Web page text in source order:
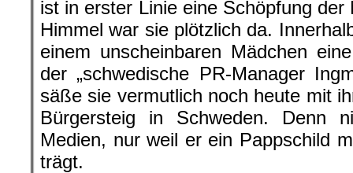
ist in erster Linie eine Schöpfung
Himmel war sie plötzlich da.
einem unscheinbaren Mädchen
der „schwedische PR-Manager
säße sie vermutlich noch heute mit
Bürgersteig in Schweden. Denn
Medien, nur weil er ein Pappschild
trägt.